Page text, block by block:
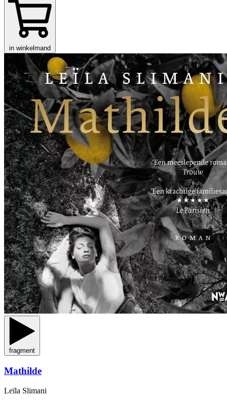
in winkelmand
fragment
Mathilde
Leïla Slimani